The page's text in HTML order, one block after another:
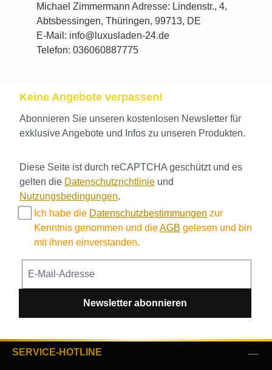
Michael Zimmermann Adresse: Lindenstr., 4,
Abtsbessingen, Thüringen, 99713, DE
E-Mail: info@luxusladen-24.de
Telefon: 036060887775
Keine Angebote verpassen!
Abonnieren Sie unseren kostenlosen Newsletter für
exklusive Angebote und Infos zu unseren Produkten.
Diese Seite ist durch reCAPTCHA geschützt und es
gelten die Datenschutzrichtlinie und
Nutzungsbedingungen.
Ich habe die Datenschutzbestimmungen zur
Kenntnis genommen und dieAGB gelesen und bin
mit ihnen einverstanden.
Newsletter abonnieren
SERVICE-HOTLINE